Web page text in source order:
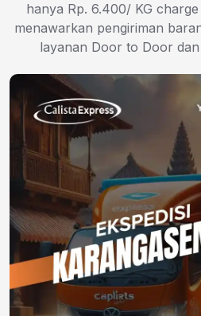
hanya Rp. 6.400/ KG
menawarkan pengiriman
layanan Door to Door